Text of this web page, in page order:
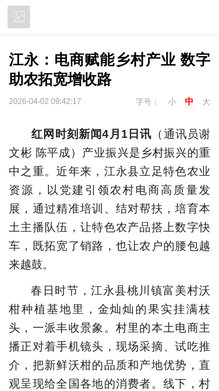
江永：电商赋能乡村产业 数字
助农拓宽增收路
2026-04-02 09:42:17 字号： 小 中 大
红网时刻新闻4月1日讯 （通讯员谢
文彬 陈平成）产业振兴是乡村振兴的重
中之重。近年来，江永县立足特色农业
资源，以党建引领农村电商高质量发
展，通过精准培训、结对帮扶，培育本
土主播队伍，让特色农产品搭上数字快
车，既拓宽了销路，也让农户的腰包越
来越鼓。
春日时节，江永县桃川镇富美村沃
柑种植基地里，金灿灿的果实挂满枝
头，一派丰收景象。村里的本土电商主
播正对着手机镜头，现场采摘、试吃推
介，把新鲜沃柑的品质和产地优势，直
观呈现给全国各地的消费者。线下，村